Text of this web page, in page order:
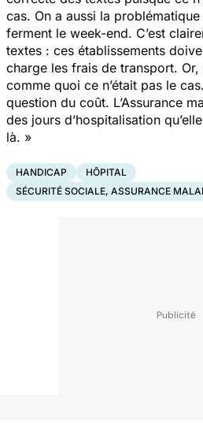
cas. On a aussi la
ferment le week-end. C’est
textes : ces établissements
charge les frais de transport.
comme quoi ce n’était pas le
question du coût. L’Assurance
des jours d’hospitalisation
là. »
HANDICAP
HÔPITAL
SÉCURITÉ SOCIALE, ASSURANCE